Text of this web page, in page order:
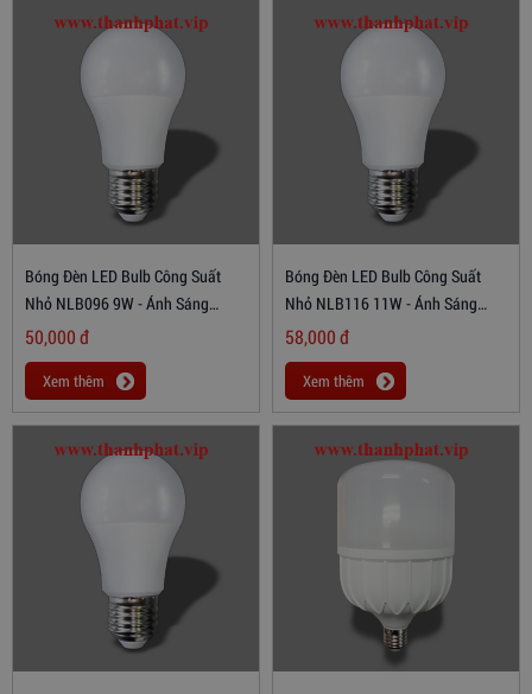
Bóng Đèn LED Bulb Công Suất
Nhỏ NLB096 9W - Ánh Sáng
Trắng
50,000đ
Xem thêm
Bóng Đèn LED Bulb Công Suất
Nhỏ NLB116 11W - Ánh Sáng
Trắng
58,000đ
Xem thêm